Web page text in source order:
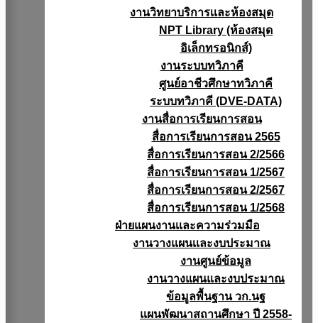
งานวิทยาบริการเเละห้องสมุด
NPT Library (ห้องสมุด
อิเล็กทรอนิกส์)
งานระบบทวิภาคี
ศูนย์อาชีวศึกษาทวิภาคี
ระบบทวิภาคี (DVE-DATA)
งานสื่อการเรียนการสอน
สื่อการเรียนการสอน 2565
สื่อการเรียนการสอน 2/2566
สื่อการเรียนการสอน 1/2567
สื่อการเรียนการสอน 2/2567
สื่อการเรียนการสอน 1/2568
ฝ่ายแผนงานเเละความร่วมมือ
งานวางแผนเเละงบประมาณ
งานศูนย์ข้อมูล
งานวางแผนและงบประมาณ
ข้อมูลพื้นฐาน วก.นฐ
แผนพัฒนาสถานศึกษา ปี 2558-